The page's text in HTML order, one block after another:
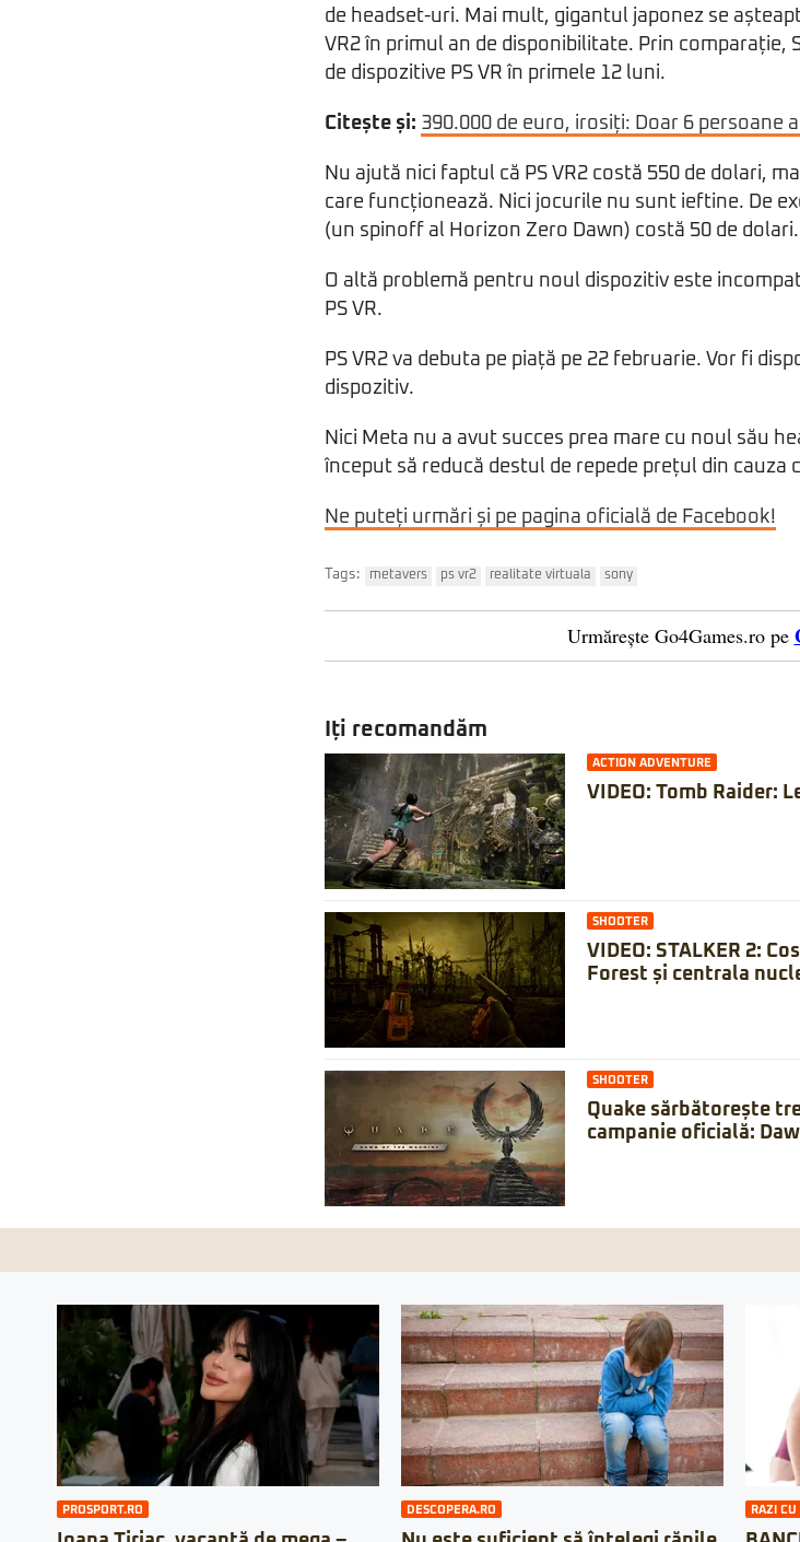
de headset-uri. Mai mult, gigantul japonez se
VR2 în primul an de disponibilitate. Prin comparație,
de dispozitive PS VR în primele 12 luni.
Citește și: 390.000 de euro, irosiți: Doar 6 persoane
Nu ajută nici faptul că PS VR2 costă 550 de dolari,
care funcționează. Nici jocurile nu sunt ieftine. De
(un spinoff al Horizon Zero Dawn) costă 50 de dolari.
O altă problemă pentru noul dispozitiv este
PS VR.
PS VR2 va debuta pe piață pe 22 februarie. Vor fi
dispozitiv.
Nici Meta nu a avut succes prea mare cu noul său
început să reducă destul de repede prețul din cauza
Ne puteți urmări și pe pagina oficială de Facebook!
Tags: metavers ps vr2 realitate virtuala sony
Urmărește Go4Games.ro pe
Iți recomandăm
ACTION ADVENTURE
VIDEO: Tomb Raider:
SHOOTER
VIDEO: STALKER 2:
Forest și centrala
SHOOTER
Quake sărbătorește
campanie oficială:
PROSPORT.RO DESCOPERA.RO RAZI CU